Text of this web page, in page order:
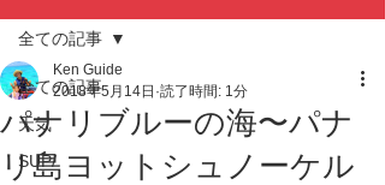
全ての記事
天気
SUP/
全ての記事
パナリブルーの海〜パナ
リ島ヨットシュノーケル
Ken Guide
2018年5月14日 読了時間: 1分